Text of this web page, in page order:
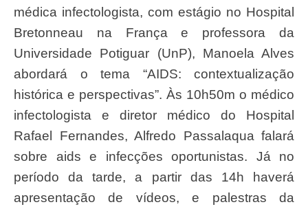
médica infectologista, com estágio no Hospital
Bretonneau na França e professora da
Universidade Potiguar (UnP), Manoela Alves
abordará o tema “AIDS: contextualização
histórica e perspectivas”. Às 10h50m o médico
infectologista e diretor médico do Hospital
Rafael Fernandes, Alfredo Passalaqua falará
sobre aids e infecções oportunistas. Já no
período da tarde, a partir das 14h haverá
apresentação de vídeos, e palestras da